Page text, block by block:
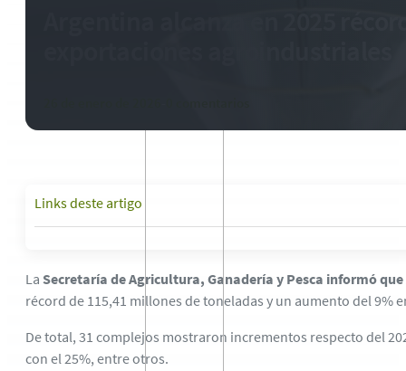
Links deste artigo
La Secretaría de Agricultura, Ganadería y Pesca informó
récord de 115,41 millones de toneladas y un aumento del 9%
De total, 31 complejos mostraron incrementos respecto del
con el 25%, entre otros.